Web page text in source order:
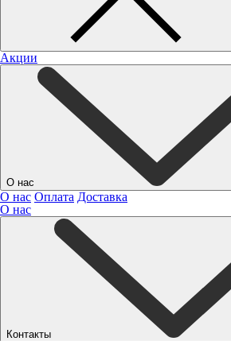
Акции
О нас
О нас Оплата Доставка
О нас
Контакты